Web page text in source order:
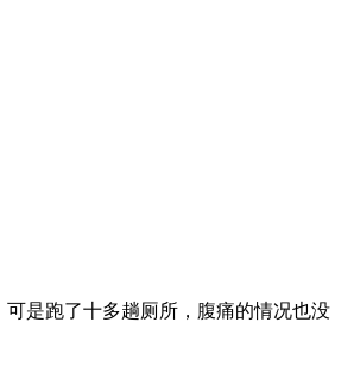
是跑了十多趟厕所，腹痛的情况也没